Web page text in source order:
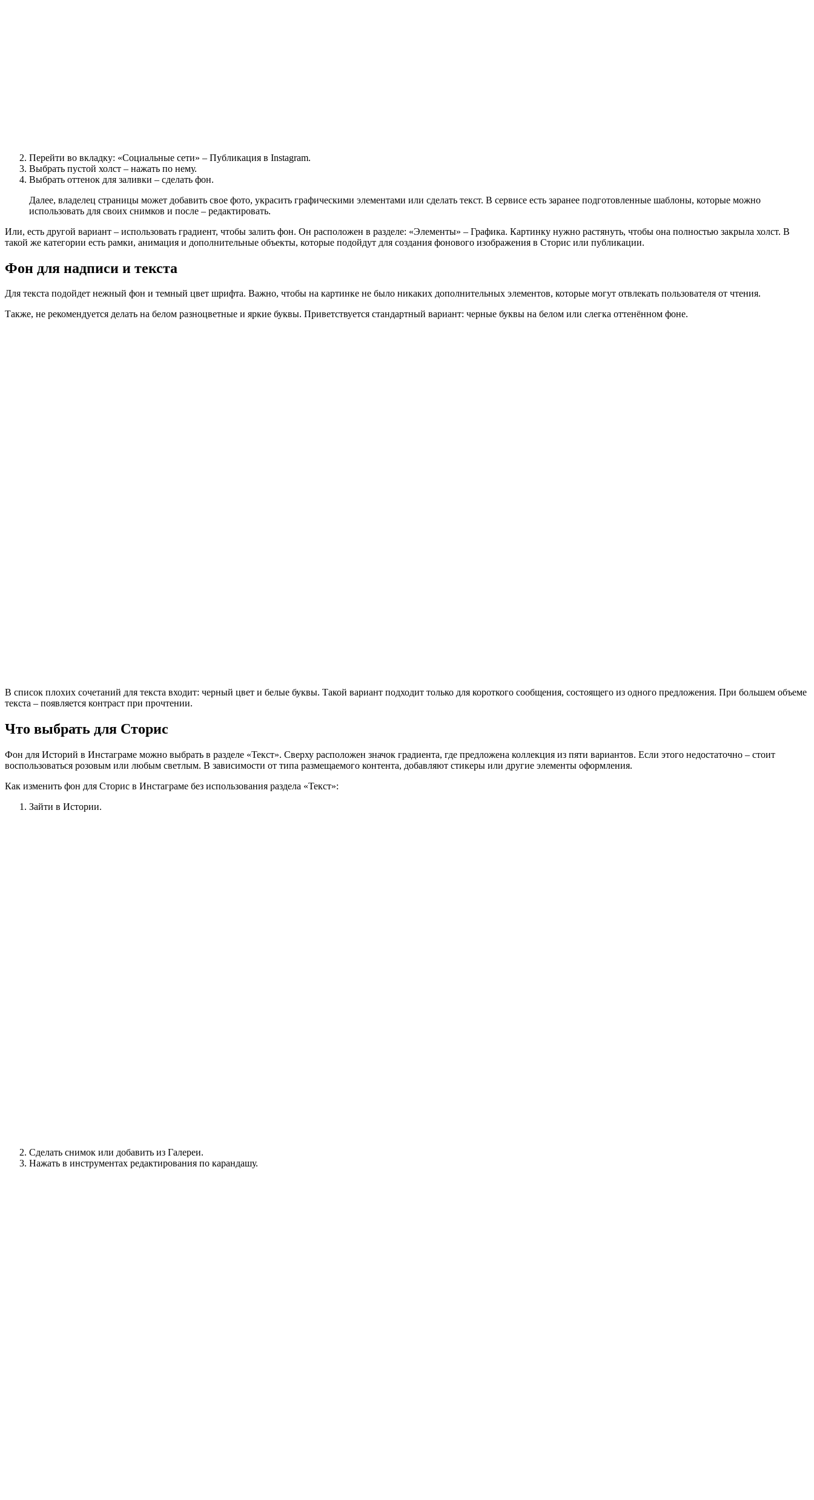
Перейти во вкладку: «Социальные сети» – Публикация в Instagram.
Выбрать пустой холст – нажать по нему.
Выбрать оттенок для заливки – сделать фон.
Далее, владелец страницы может добавить свое фото, украсить графическими элементами или сделать текст. В сервисе есть заранее подготовленные шаблоны, которые можно
использовать для своих снимков и после – редактировать.
Или, есть другой вариант – использовать градиент, чтобы залить фон. Он расположен в разделе: «Элементы» – Графика. Картинку нужно растянуть, чтобы она полностью закрыла холст. В
такой же категории есть рамки, анимация и дополнительные объекты, которые подойдут для создания фонового изображения в Сторис или публикации.
Фон для надписи и текста
Для текста подойдет нежный фон и темный цвет шрифта. Важно, чтобы на картинке не было никаких дополнительных элементов, которые могут отвлекать пользователя от чтения.
Также, не рекомендуется делать на белом разноцветные и яркие буквы. Приветствуется стандартный вариант: черные буквы на белом или слегка оттенённом фоне.
В список плохих сочетаний для текста входит: черный цвет и белые буквы. Такой вариант подходит только для короткого сообщения, состоящего из одного предложения. При большем объеме
текста – появляется контраст при прочтении.
Что выбрать для Сторис
Фон для Историй в Инстаграме можно выбрать в разделе «Текст». Сверху расположен значок градиента, где предложена коллекция из пяти вариантов. Если этого недостаточно – стоит
воспользоваться розовым или любым светлым. В зависимости от типа размещаемого контента, добавляют стикеры или другие элементы оформления.
Как изменить фон для Сторис в Инстаграме без использования раздела «Текст»:
Зайти в Истории.
Сделать снимок или добавить из Галереи.
Нажать в инструментах редактирования по карандашу.